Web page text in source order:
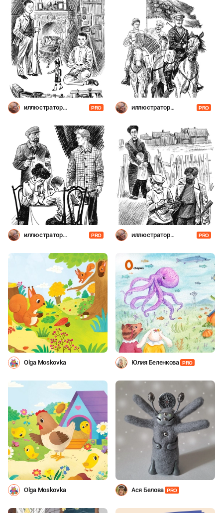
иллюстратор
PRO
иллюстратор
PRO
иллюстратор
PRO
иллюстратор
PRO
Olga Moskovka Юлия Беленкова PRO
Olga Moskovka Ася Белова PRO